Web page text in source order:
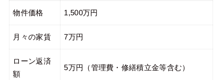
物件価格 1,500万円
月々の家賃 7万円
ローン返済
額
5万円（管理費・修繕積立金等含む）